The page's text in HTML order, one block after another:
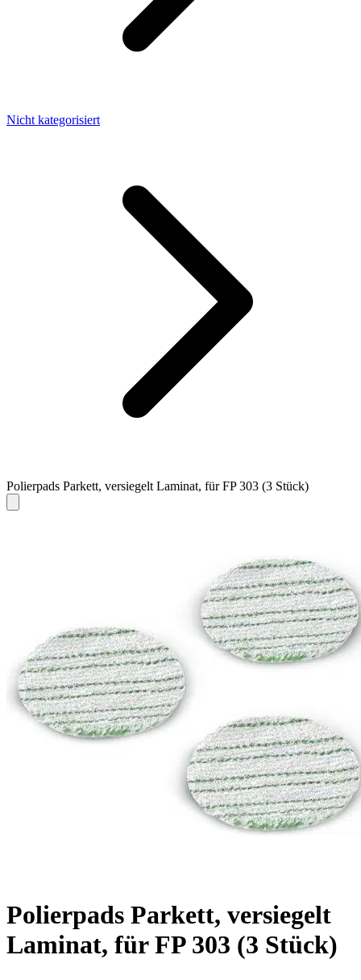
Nicht kategorisiert
Polierpads Parkett, versiegelt Laminat, für FP 303 (3 Stück)
Polierpads Parkett, versiegelt
Laminat, für FP 303 (3 Stück)